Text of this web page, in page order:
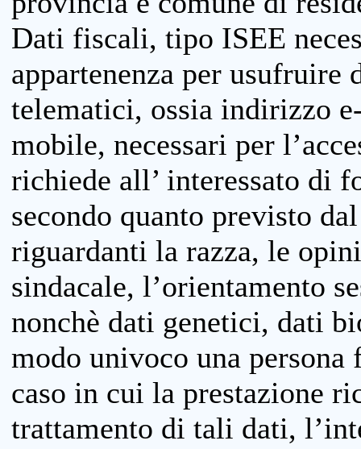
Dati fiscali, tipo ISEE
appartenenza per
telematici, ossia indirizzo
mobile, necessari per
richiede all’ interessato di
secondo quanto previsto
riguardanti la razza, le
sindacale, l’orientamento
nonchè dati genetici, dati
modo univoco una
caso in cui la prestazione
trattamento di tali dati,